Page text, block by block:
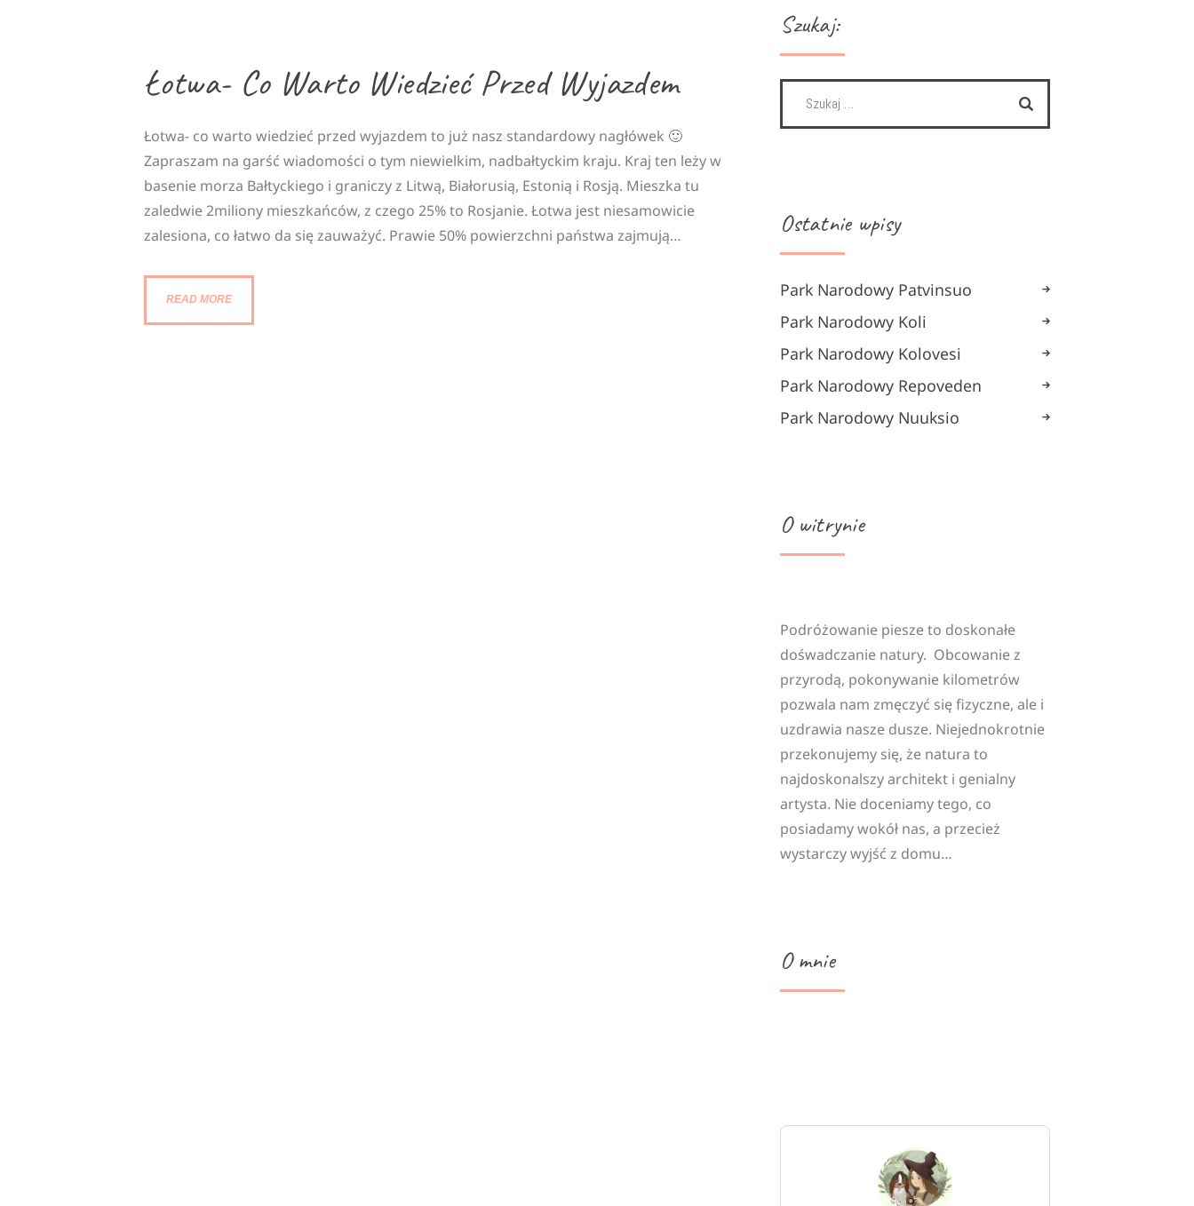
Łotwa- Co Warto Wiedzieć Przed Wyjazdem
Łotwa- co warto wiedzieć przed wyjazdem to już nasz standardowy nagłówek 🙂
Zapraszam na garść wiadomości o tym niewielkim, nadbałtyckim kraju. Kraj ten leży w
basenie morza Bałtyckiego i graniczy z Litwą, Białorusią, Estonią i Rosją. Mieszka tu
zaledwie 2miliony mieszkańców, z czego 25% to Rosjanie. Łotwa jest niesamowicie
zalesiona, co łatwo da się zauważyć. Prawie 50% powierzchni państwa zajmują…
READ MORE
Szukaj:
Ostatnie wpisy
Park Narodowy Patvinsuo
Park Narodowy Koli
Park Narodowy Kolovesi
Park Narodowy Repoveden
Park Narodowy Nuuksio
O witrynie
Podróżowanie piesze to doskonałe
dośwadczanie natury. Obcowanie z
przyrodą, pokonywanie kilometrów
pozwala nam zmęczyć się fizyczne, ale i
uzdrawia nasze dusze. Niejednokrotnie
przekonujemy się, że natura to
najdoskonalszy architekt i genialny
artysta. Nie doceniamy tego, co
posiadamy wokół nas, a przecież
wystarczy wyjść z domu…
O mnie